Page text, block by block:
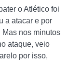
o Atlético foi
a atacar e por
Mas nos minutos
ataque, veio
por isso,